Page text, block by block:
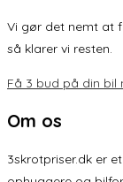
Vi gør det nemt at
så klarer vi resten.
Få 3 bud på din bil
Om os
3skrotpriser.dk er